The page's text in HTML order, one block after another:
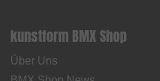
kunstform BMX Shop
Über Uns